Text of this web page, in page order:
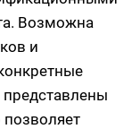
Возможна
и
представлены